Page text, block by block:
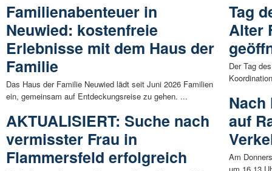
Familienabenteuer in
Neuwied: kostenfreie
Erlebnisse mit dem Haus der
Familie
Das Haus der Familie Neuwied lädt seit Juni 2026 Familien
ein, gemeinsam auf Entdeckungsreise zu gehen. ...
AKTUALISIERT: Suche nach
vermisster Frau in
Flammersfeld erfolgreich
Tag
Alter
Der Tag
auf
Am